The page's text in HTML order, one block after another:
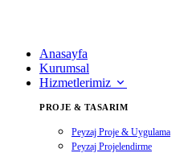
Anasayfa
Kurumsal
Hizmetlerimiz
PROJE & TASARIM
Peyzaj Proje & Uygulama
Peyzaj Projelendirme